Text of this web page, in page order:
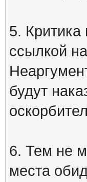
5.
ссылкой
будут
6. Тем не
места